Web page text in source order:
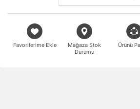
Favorilerime Ekle
Mağaza Stok
Durumu
Ürünü